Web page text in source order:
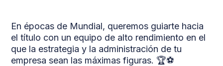
En épocas de Mundial, queremos guiarte hacia
el título con un equipo de alto rendimiento en el
que la estrategia y la administración de tu
empresa sean las máximas figuras. 🏆⚽